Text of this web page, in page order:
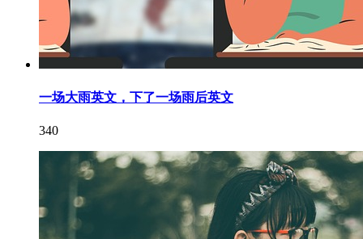
一场大雨英文，下了一场雨后英文
340